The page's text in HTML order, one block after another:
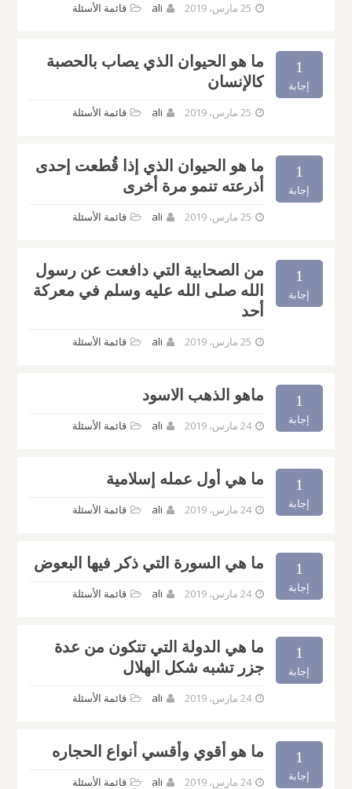
25 مارس، 2019 ali قائمة الأسئلة
1
إجابة
ما هو الحيوان الذي يصاب بالحصبة
كالإنسان
25 مارس، 2019 ali قائمة الأسئلة
1
إجابة
ما هو الحيوان الذي إذا قُطعت إحدى
أذرعته تنمو مرة أخرى
25 مارس، 2019 ali قائمة الأسئلة
1
إجابة
من الصحابية التي دافعت عن رسول
الله صلى الله عليه وسلم في معركة
أحد
25 مارس، 2019 ali قائمة الأسئلة
1
إجابة
ماهو الذهب الاسود
24 مارس، 2019 ali قائمة الأسئلة
1
إجابة
ما هي أول عمله إسلامية
24 مارس، 2019 ali قائمة الأسئلة
1
إجابة
ما هي السورة التي ذكر فيها البعوض
24 مارس، 2019 ali قائمة الأسئلة
1
إجابة
ما هي الدولة التي تتكون من عدة
جزر تشبه شكل الهلال
24 مارس، 2019 ali قائمة الأسئلة
1
إجابة
ما هو أقوي وأقسي أنواع الحجاره
24 مارس، 2019 ali قائمة الأسئلة